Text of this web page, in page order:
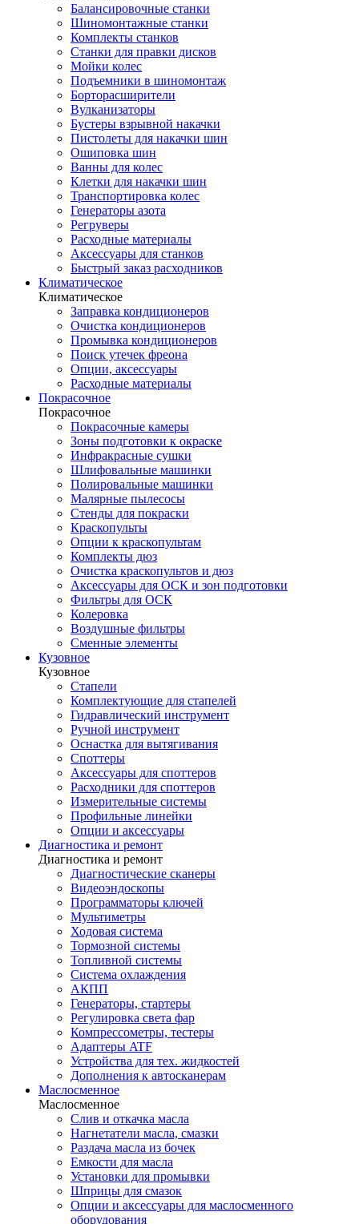
Балансировочные станки
Шиномонтажные станки
Комплекты станков
Станки для правки дисков
Мойки колес
Подъемники в шиномонтаж
Борторасширители
Вулканизаторы
Бустеры взрывной накачки
Пистолеты для накачки шин
Ошиповка шин
Ванны для колес
Клетки для накачки шин
Транспортировка колес
Генераторы азота
Регруверы
Расходные материалы
Аксессуары для станков
Быстрый заказ расходников
Климатическое
Климатическое
Заправка кондиционеров
Очистка кондиционеров
Промывка кондиционеров
Поиск утечек фреона
Опции, аксессуары
Расходные материалы
Покрасочное
Покрасочное
Покрасочные камеры
Зоны подготовки к окраске
Инфракрасные сушки
Шлифовальные машинки
Полировальные машинки
Малярные пылесосы
Стенды для покраски
Краскопульты
Опции к краскопультам
Комплекты дюз
Очистка краскопультов и дюз
Аксессуары для ОСК и зон подготовки
Фильтры для ОСК
Колеровка
Воздушные фильтры
Сменные элементы
Кузовное
Кузовное
Стапели
Комплектующие для стапелей
Гидравлический инструмент
Ручной инструмент
Оснастка для вытягивания
Споттеры
Аксессуары для споттеров
Расходники для споттеров
Измерительные системы
Профильные линейки
Опции и аксессуары
Диагностика и ремонт
Диагностика и ремонт
Диагностические сканеры
Видеоэндоскопы
Программаторы ключей
Мультиметры
Ходовая система
Тормозной системы
Топливной системы
Система охлаждения
АКПП
Генераторы, стартеры
Регулировка света фар
Компрессометры, тестеры
Адаптеры ATF
Устройства для тех. жидкостей
Дополнения к автосканерам
Маслосменное
Маслосменное
Слив и откачка масла
Нагнетатели масла, смазки
Раздача масла из бочек
Емкости для масла
Установки для промывки
Шприцы для смазок
Опции и аксессуары для маслосменного
оборудования